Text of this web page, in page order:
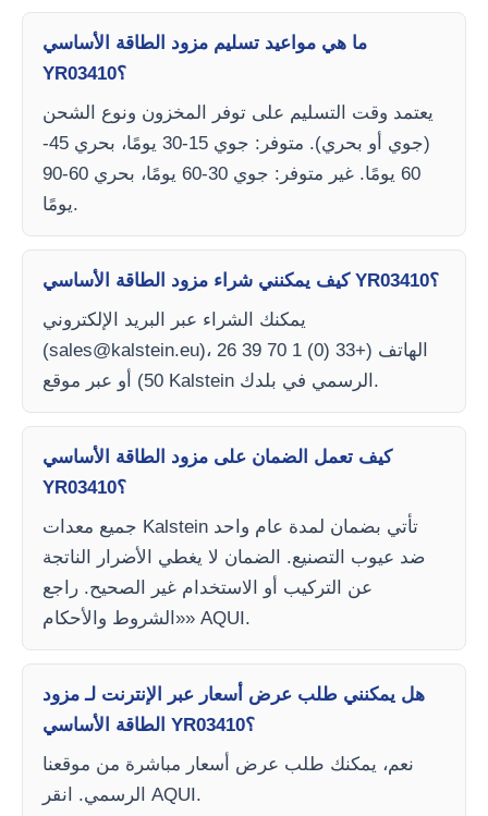
ما هي مواعيد تسليم مزود الطاقة الأساسي
YR03410؟
يعتمد وقت التسليم على توفر المخزون ونوع الشحن
(جوي أو بحري). متوفر: جوي 15-30 يومًا، بحري 45-
60 يومًا. غير متوفر: جوي 30-60 يومًا، بحري 60-90
يومًا.
كيف يمكنني شراء مزود الطاقة الأساسي YR03410؟
يمكنك الشراء عبر البريد الإلكتروني
(sales@kalstein.eu)، الهاتف (+33 (0) 1 70 39 26
50) أو عبر موقع Kalstein الرسمي في بلدك.
كيف تعمل الضمان على مزود الطاقة الأساسي
YR03410؟
جميع معدات Kalstein تأتي بضمان لمدة عام واحد
ضد عيوب التصنيع. الضمان لا يغطي الأضرار الناتجة
عن التركيب أو الاستخدام غير الصحيح. راجع
«الشروط والأحكام» AQUI.
هل يمكنني طلب عرض أسعار عبر الإنترنت لـ مزود
الطاقة الأساسي YR03410؟
نعم، يمكنك طلب عرض أسعار مباشرة من موقعنا
الرسمي. انقر AQUI.